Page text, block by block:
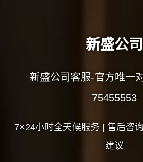
新盛公司
新盛公司客服-官方唯一
75455553
7×24小时全天候服务 | 售后咨
建议